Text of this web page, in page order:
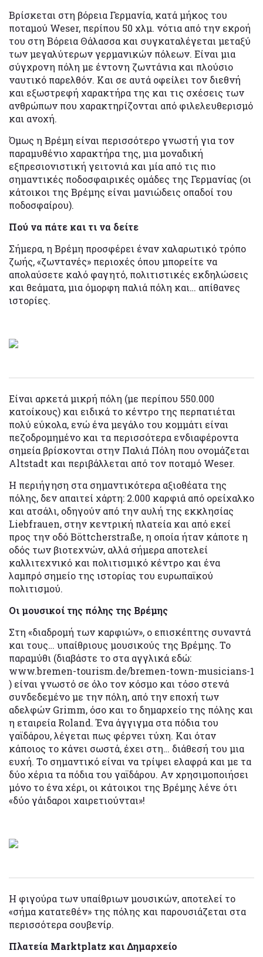
Βρίσκεται στη βόρεια Γερμανία, κατά μήκος του
ποταμού Weser, περίπου 50 χλμ. νότια από την εκροή
του στη Βόρεια Θάλασσα και συγκαταλέγεται μεταξύ
των μεγαλύτερων γερμανικών πόλεων. Είναι μια
σύγχρονη πόλη με έντονη ζωντάνια και πλούσιο
ναυτικό παρελθόν. Και σε αυτά οφείλει τον διεθνή
και εξωστρεφή χαρακτήρα της και τις σχέσεις των
ανθρώπων που χαρακτηρίζονται από φιλελευθερισμό
και ανοχή.
Όμως η Βρέμη είναι περισσότερο γνωστή για τον
παραμυθένιο χαρακτήρα της, μια μοναδική
εξπρεσιονιστική γειτονιά και μία από τις πιο
σημαντικές ποδοσφαιρικές ομάδες της Γερμανίας (οι
κάτοικοι της Βρέμης είναι μανιώδεις οπαδοί του
ποδοσφαίρου).
Πού να πάτε και τι να δείτε
Σήμερα, η Βρέμη προσφέρει έναν χαλαρωτικό τρόπο
ζωής, «ζωντανές» περιοχές όπου μπορείτε να
απολαύσετε καλό φαγητό, πολιτιστικές εκδηλώσεις
και θεάματα, μια όμορφη παλιά πόλη και… απίθανες
ιστορίες.
Είναι αρκετά μικρή πόλη (με περίπου 550.000
κατοίκους) και ειδικά το κέντρο της περπατιέται
πολύ εύκολα, ενώ ένα μεγάλο του κομμάτι είναι
πεζοδρομημένο και τα περισσότερα ενδιαφέροντα
σημεία βρίσκονται στην Παλιά Πόλη που ονομάζεται
Altstadt και περιβάλλεται από τον ποταμό Weser.
Η περιήγηση στα σημαντικότερα αξιοθέατα της
πόλης, δεν απαιτεί χάρτη: 2.000 καρφιά από ορείχαλκο
και ατσάλι, οδηγούν από την αυλή της εκκλησίας
Liebfrauen, στην κεντρική πλατεία και από εκεί
προς την οδό Böttcherstraße, η οποία ήταν κάποτε η
οδός των βιοτεχνών, αλλά σήμερα αποτελεί
καλλιτεχνικό και πολιτισμικό κέντρο και ένα
λαμπρό σημείο της ιστορίας του ευρωπαϊκού
πολιτισμού.
Οι μουσικοί της πόλης της Βρέμης
Στη «διαδρομή των καρφιών», ο επισκέπτης συναντά
και τους… υπαίθριους μουσικούς της Βρέμης. Το
παραμύθι (διαβάστε το στα αγγλικά εδώ:
www.bremen-tourism.de/bremen-town-musicians-1
) είναι γνωστό σε όλο τον κόσμο και τόσο στενά
συνδεδεμένο με την πόλη, από την εποχή των
αδελφών Grimm, όσο και το δημαρχείο της πόλης και
η εταιρεία Roland. Ένα άγγιγμα στα πόδια του
γαϊδάρου, λέγεται πως φέρνει τύχη. Και όταν
κάποιος το κάνει σωστά, έχει στη… διάθεσή του μια
ευχή. Το σημαντικό είναι να τρίψει ελαφρά και με τα
δύο χέρια τα πόδια του γαϊδάρου. Αν χρησιμοποιήσει
μόνο το ένα χέρι, οι κάτοικοι της Βρέμης λένε ότι
«δύο γάιδαροι χαιρετιούνται»!
Η φιγούρα των υπαίθριων μουσικών, αποτελεί το
«σήμα κατατεθέν» της πόλης και παρουσιάζεται στα
περισσότερα σουβενίρ.
Πλατεία Marktplatz και Δημαρχείο